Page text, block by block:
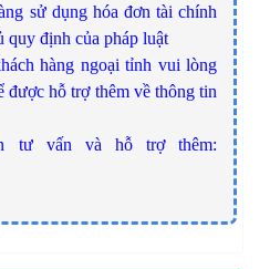
sử dụng hóa đơn tài chính
quy định của pháp luật
hàng ngoại tỉnh vui lòng
được hỗ trợ thêm về thông tin
tư vấn và hỗ trợ thêm: